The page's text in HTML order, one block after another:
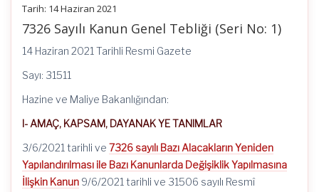
Tarih: 14 Haziran 2021
7326 Sayılı Kanun Genel Tebliği (Seri No: 1)
14 Haziran 2021 Tarihli Resmi Gazete
Sayı: 31511
Hazine ve Maliye Bakanlığından:
I- AMAÇ, KAPSAM, DAYANAK YE TANIMLAR
3/6/2021 tarihli ve 7326 sayılı Bazı Alacakların Yeniden
Yapılandırılması ile Bazı Kanunlarda Değişiklik Yapılmasına
İlişkin Kanun 9/6/2021 tarihli ve 31506 sayılı Resmî